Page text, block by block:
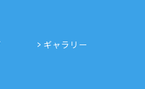
ギャラリー